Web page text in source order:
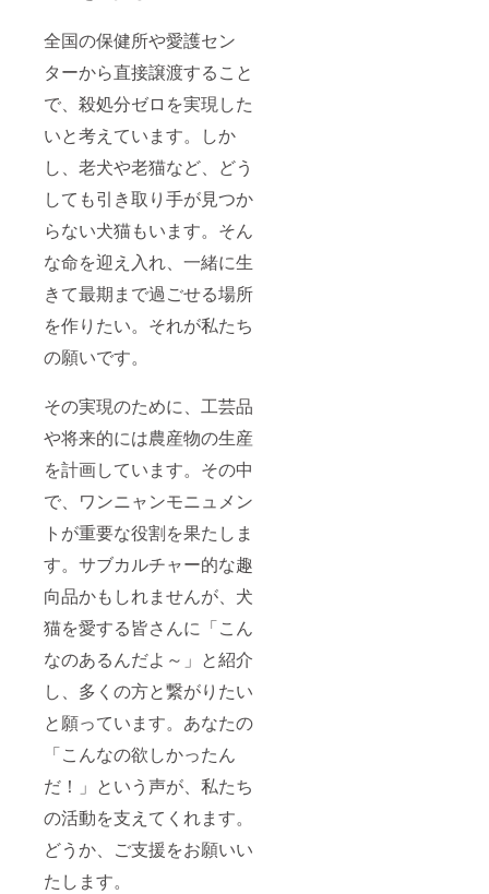
全国の保健所や愛護セン
ターから直接譲渡すること
で、殺処分ゼロを実現した
いと考えています。しか
し、老犬や老猫など、どう
しても引き取り手が見つか
らない犬猫もいます。そん
な命を迎え入れ、一緒に生
きて最期まで過ごせる場所
を作りたい。それが私たち
の願いです。
その実現のために、工芸品
や将来的には農産物の生産
を計画しています。その中
で、ワンニャンモニュメン
トが重要な役割を果たしま
す。サブカルチャー的な趣
向品かもしれませんが、犬
猫を愛する皆さんに「こん
なのあるんだよ～」と紹介
し、多くの方と繋がりたい
と願っています。あなたの
「こんなの欲しかったん
だ！」という声が、私たち
の活動を支えてくれます。
どうか、ご支援をお願いい
たします。